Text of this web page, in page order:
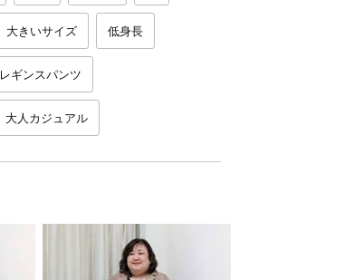
大きいサイズ 低身長
レギンスパンツ
大人カジュアル